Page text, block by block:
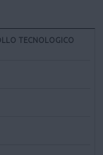
TECNOLOGICO